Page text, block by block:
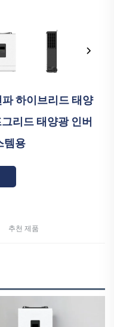
파 하이브리드 태양
리드 태양광 인버
템용
추천 제품